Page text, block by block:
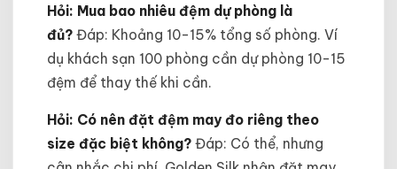
Hỏi: Mua bao nhiêu đệm dự phòng là
đủ? Đáp: Khoảng 10-15% tổng số phòng. Ví
dụ khách sạn 100 phòng cần dự phòng 10-15
đệm để thay thế khi cần.
Hỏi: Có nên đặt đệm may đo riêng theo
size đặc biệt không? Đáp: Có thể, nhưng